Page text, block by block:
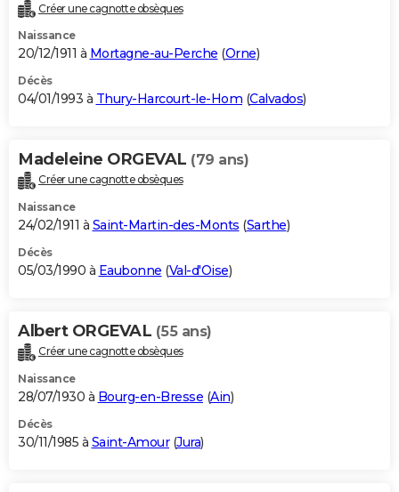
Créer une cagnotte obsèques
Naissance
20/12/1911 à Mortagne-au-Perche (Orne)
Décès
04/01/1993 à Thury-Harcourt-le-Hom (Calvados)
Madeleine ORGEVAL (79 ans)
Créer une cagnotte obsèques
Naissance
24/02/1911 à Saint-Martin-des-Monts (Sarthe)
Décès
05/03/1990 à Eaubonne (Val-d'Oise)
Albert ORGEVAL (55 ans)
Créer une cagnotte obsèques
Naissance
28/07/1930 à Bourg-en-Bresse (Ain)
Décès
30/11/1985 à Saint-Amour(Jura)